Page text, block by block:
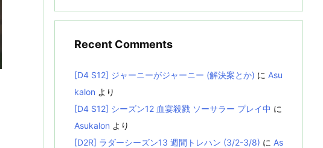
Recent Comments
[D4 S12] ジャーニーがジャーニー (解決案とか) に Asu
kalon より
[D4 S12] シーズン12 血宴殺戮 ソーサラー プレイ中 に
Asukalon より
[D2R] ラダーシーズン13 週間トレハン (3/2-3/8) に As